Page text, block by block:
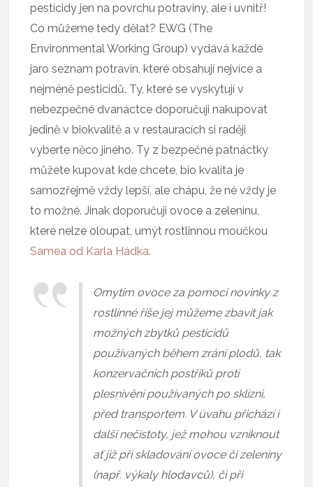
pesticidy jen na povrchu potraviny, ale i uvnitř!
Co můžeme tedy dělat? EWG (The
Environmental Working Group) vydává každé
jaro seznam potravin, které obsahují nejvíce a
nejméně pesticidů. Ty, které se vyskytují v
nebezpečné dvanáctce doporučuji nakupovat
jedině v biokvalitě a v restauracích si raději
vyberte něco jiného. Ty z bezpečné patnáctky
můžete kupovat kde chcete, bio kvalita je
samozřejmě vždy lepší, ale chápu, že né vždy je
to možné. Jinak doporučuji ovoce a zeleninu,
které nelze oloupat, umýt rostlinnou moučkou
Samea od Karla Hádka.
Omytím ovoce za pomoci novinky z
rostlinné říše jej můžeme zbavit jak
možných zbytků pesticidů
používaných během zrání plodů, tak
konzervačních postřiků proti
plesnivění používaných po sklizni,
před transportem. V úvahu přichází i
další nečistoty, jež mohou vzniknout
ať již při skladování ovoce či zeleniny
(např. výkaly hlodavců), či při